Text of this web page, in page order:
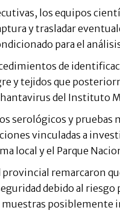
los equipos
y trasladar
para el
de
y tejidos que
hantavirus del Instituto
serológicos y pruebas
vinculadas a
local y el Parque
remarcaron
debido al riesgo
posiblemente